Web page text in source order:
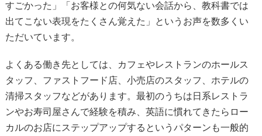
すごかった」「お客様との何気ない会話から、教科書では
出てこない表現をたくさん覚えた」というお声を数多くい
ただいています。
よくある働き先としては、カフェやレストランのホールス
タッフ、ファストフード店、小売店のスタッフ、ホテルの
清掃スタッフなどがあります。最初のうちは日系レストラ
ンやお寿司屋さんで経験を積み、英語に慣れてきたらロー
カルのお店にステップアップするというパターンも一般的